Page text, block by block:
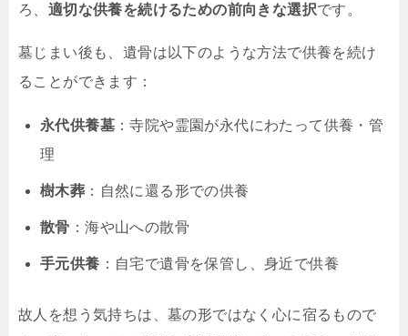
ろ、 適切な供養を続けるための前向きな選択です。
墓じまい後も、遺骨は以下のような方法で供養を続け
ることができます：
永代供養墓 ：寺院や霊園が永代にわたって供養・管
理
樹木葬 ：自然に還る形での供養
散骨 ：海や山への散骨
手元供養 ：自宅で遺骨を保管し、身近で供養
故人を想う気持ちは、墓の形ではなく心に宿るもので